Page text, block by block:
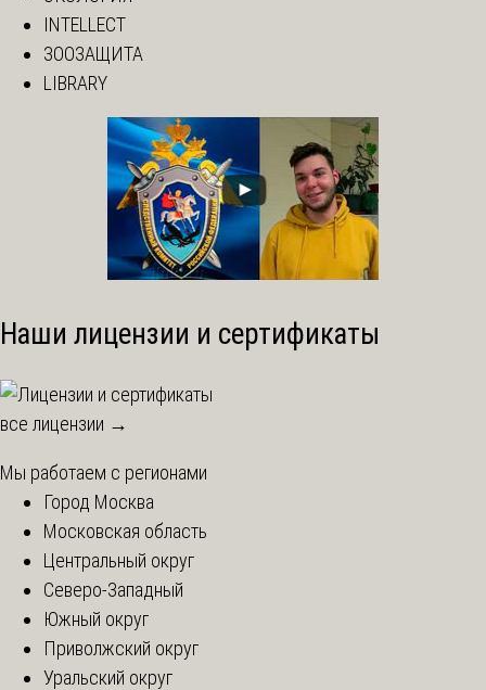
INTELLECT
ЗООЗАЩИТА
LIBRARY
Наши лицензии и сертификаты
все лицензии →
Мы работаем с регионами
Город Москва
Московская область
Центральный округ
Северо-Западный
Южный округ
Приволжский округ
Уральский округ